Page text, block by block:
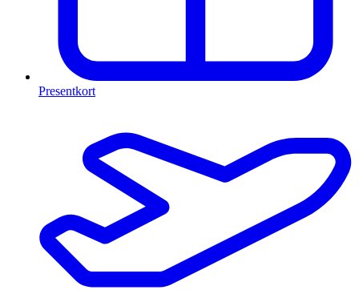
Presentkort